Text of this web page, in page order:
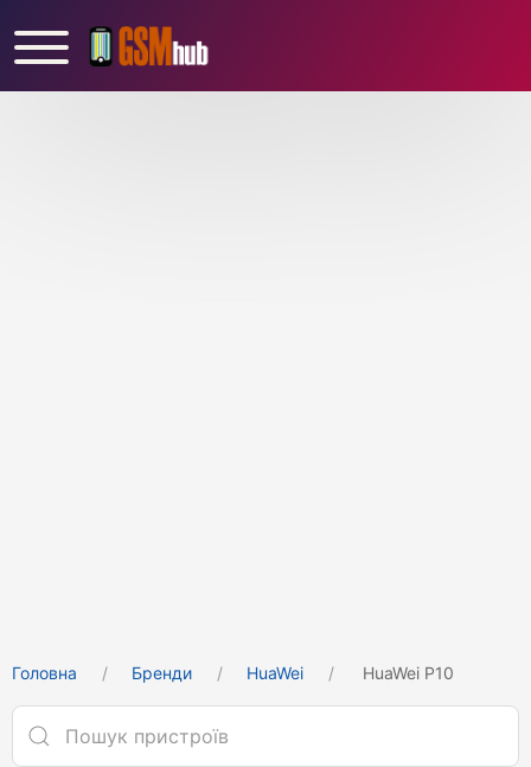
Головна Бренди HuaWei HuaWei P10